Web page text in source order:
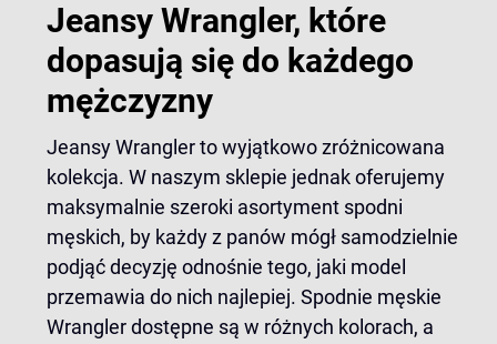
Jeansy Wrangler, które
dopasują się do każdego
mężczyzny
Jeansy Wrangler to wyjątkowo zróżnicowana
kolekcja. W naszym sklepie jednak oferujemy
maksymalnie szeroki asortyment spodni
męskich, by każdy z panów mógł samodzielnie
podjąć decyzję odnośnie tego, jaki model
przemawia do nich najlepiej. Spodnie męskie
Wrangler dostępne są w różnych kolorach, a